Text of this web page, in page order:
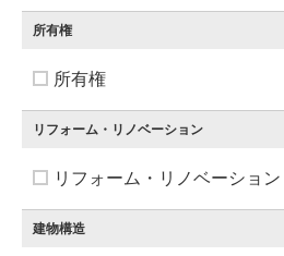
所有権
所有権
リフォーム・リノベーション
リフォーム・リノベーション
建物構造